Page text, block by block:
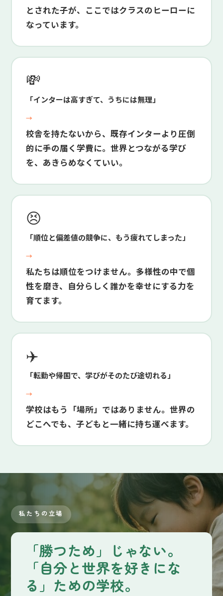
とされた子が、ここではクラスのヒーローに
なっています。
💸
「インターは高すぎて、うちには無理」
→
校舎を持たないから、既存インターより圧倒
的に手の届く学費に。世界とつながる学び
を、あきらめなくていい。
😣
「順位と偏差値の競争に、もう疲れてしまった」
→
私たちは順位をつけません。多様性の中で個
性を磨き、自分らしく誰かを幸せにする力を
育てます。
✈️
「転勤や帰国で、学びがそのたび途切れる」
→
学校はもう「場所」ではありません。世界の
どこへでも、子どもと一緒に持ち運べます。
私たちの立場
「勝つため」じゃない。
「自分と世界を好きにな
る」ための学校。